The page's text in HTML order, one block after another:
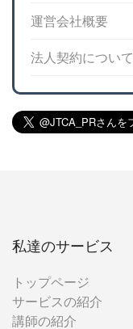
運営会社概要
法人契約について
私達のサービス
トップページ
サービスの紹介
講師の紹介